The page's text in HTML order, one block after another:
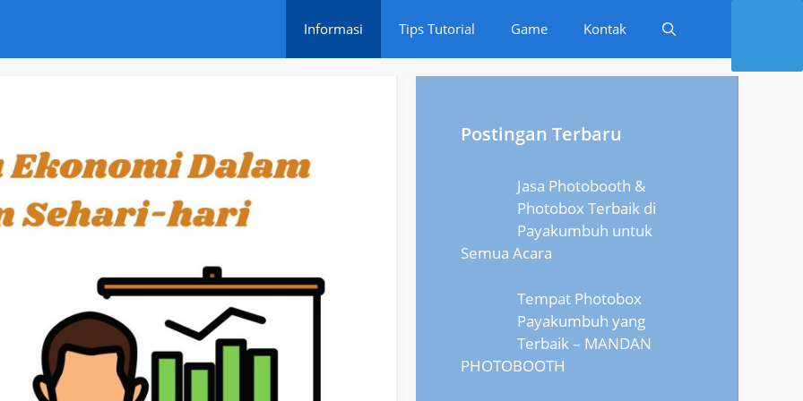
Informasi Tips Tutorial Game Kontak
Postingan Terbaru
Jasa Photobooth &
Photobox Terbaik di
Payakumbuh untuk
Semua Acara
Tempat Photobox
Payakumbuh yang
Terbaik – MANDAN
PHOTOBOOTH